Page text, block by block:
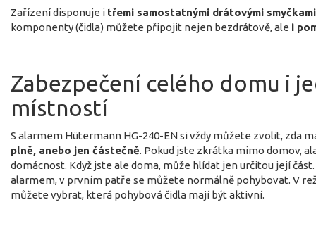
Zařízení disponuje i třemi samostatnými drátovými smyčkami
komponenty (čidla) můžete připojit nejen bezdrátově, ale i
Zabezpečení celého domu i
místností
S alarmem Hütermann HG-240-EN si vždy můžete zvolit, zda
plně, anebo jen částečně. Pokud jste zkrátka mimo domov,
domácnost. Když jste ale doma, může hlídat jen určitou její
alarmem, v prvním patře se můžete normálně pohybovat. V
můžete vybrat, která pohybová čidla mají být aktivní.